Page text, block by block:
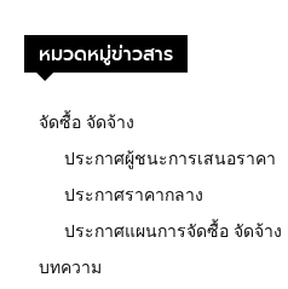
หมวดหมู่ข่าวสาร
จัดซื้อ จัดจ้าง
ประกาศผู้ชนะการเสนอราคา
ประกาศราคากลาง
ประกาศแผนการจัดซื้อ จัดจ้าง
บทความ